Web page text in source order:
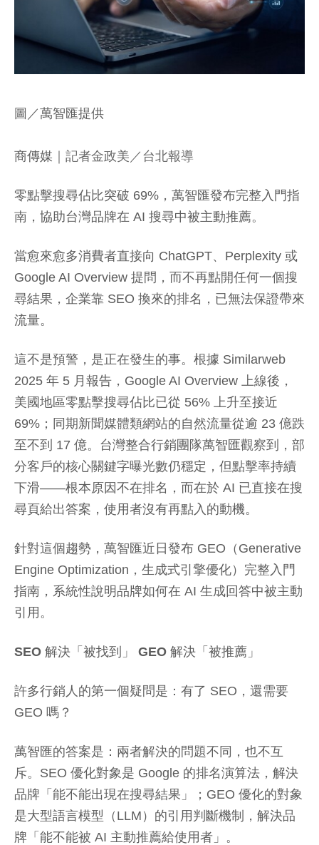
圖／萬智匯提供
商傳媒 ｜記者金政美／台北報導
零點擊搜尋佔比突破 69%，萬智匯發布完整入門指
南，協助台灣品牌在 AI 搜尋中被主動推薦。
當愈來愈多消費者直接向 ChatGPT、Perplexity 或
Google AI Overview 提問，而不再點開任何一個搜
尋結果，企業靠 SEO 換來的排名，已無法保證帶來
流量。
這不是預警，是正在發生的事。根據 Similarweb
2025 年 5 月報告，Google AI Overview 上線後，
美國地區零點擊搜尋佔比已從 56% 上升至接近
69%；同期新聞媒體類網站的自然流量從逾 23 億跌
至不到 17 億。台灣整合行銷團隊萬智匯觀察到，部
分客戶的核心關鍵字曝光數仍穩定，但點擊率持續
下滑——根本原因不在排名，而在於 AI 已直接在搜
尋頁給出答案，使用者沒有再點入的動機。
針對這個趨勢，萬智匯近日發布 GEO（Generative
Engine Optimization，生成式引擎優化）完整入門
指南，系統性說明品牌如何在 AI 生成回答中被主動
引用。
SEO 解決「被找到」 GEO 解決「被推薦」
許多行銷人的第一個疑問是：有了 SEO，還需要
GEO 嗎？
萬智匯的答案是：兩者解決的問題不同，也不互
斥。SEO 優化對象是 Google 的排名演算法，解決
品牌「能不能出現在搜尋結果」；GEO 優化的對象
是大型語言模型（LLM）的引用判斷機制，解決品
牌「能不能被 AI 主動推薦給使用者」。